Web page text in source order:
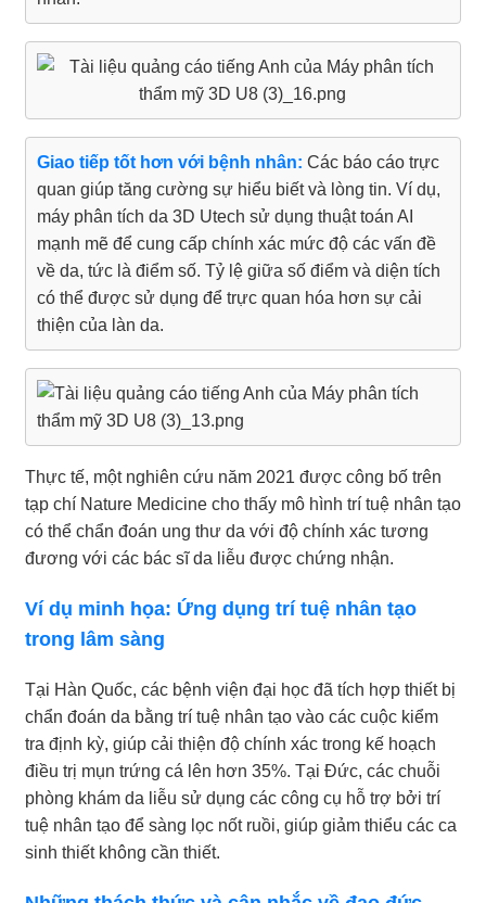
Giao tiếp tốt hơn với bệnh nhân: Các báo cáo trực
quan giúp tăng cường sự hiểu biết và lòng tin. Ví dụ,
máy phân tích da 3D Utech sử dụng thuật toán AI
mạnh mẽ để cung cấp chính xác mức độ các vấn đề
về da, tức là điểm số. Tỷ lệ giữa số điểm và diện tích
có thể được sử dụng để trực quan hóa hơn sự cải
thiện của làn da.
Thực tế, một nghiên cứu năm 2021 được công bố trên
tạp chí Nature Medicine cho thấy mô hình trí tuệ nhân tạo
có thể chẩn đoán ung thư da với độ chính xác tương
đương với các bác sĩ da liễu được chứng nhận.
Ví dụ minh họa: Ứng dụng trí tuệ nhân tạo
trong lâm sàng
Tại Hàn Quốc, các bệnh viện đại học đã tích hợp thiết bị
chẩn đoán da bằng trí tuệ nhân tạo vào các cuộc kiểm
tra định kỳ, giúp cải thiện độ chính xác trong kế hoạch
điều trị mụn trứng cá lên hơn 35%. Tại Đức, các chuỗi
phòng khám da liễu sử dụng các công cụ hỗ trợ bởi trí
tuệ nhân tạo để sàng lọc nốt ruồi, giúp giảm thiểu các ca
sinh thiết không cần thiết.